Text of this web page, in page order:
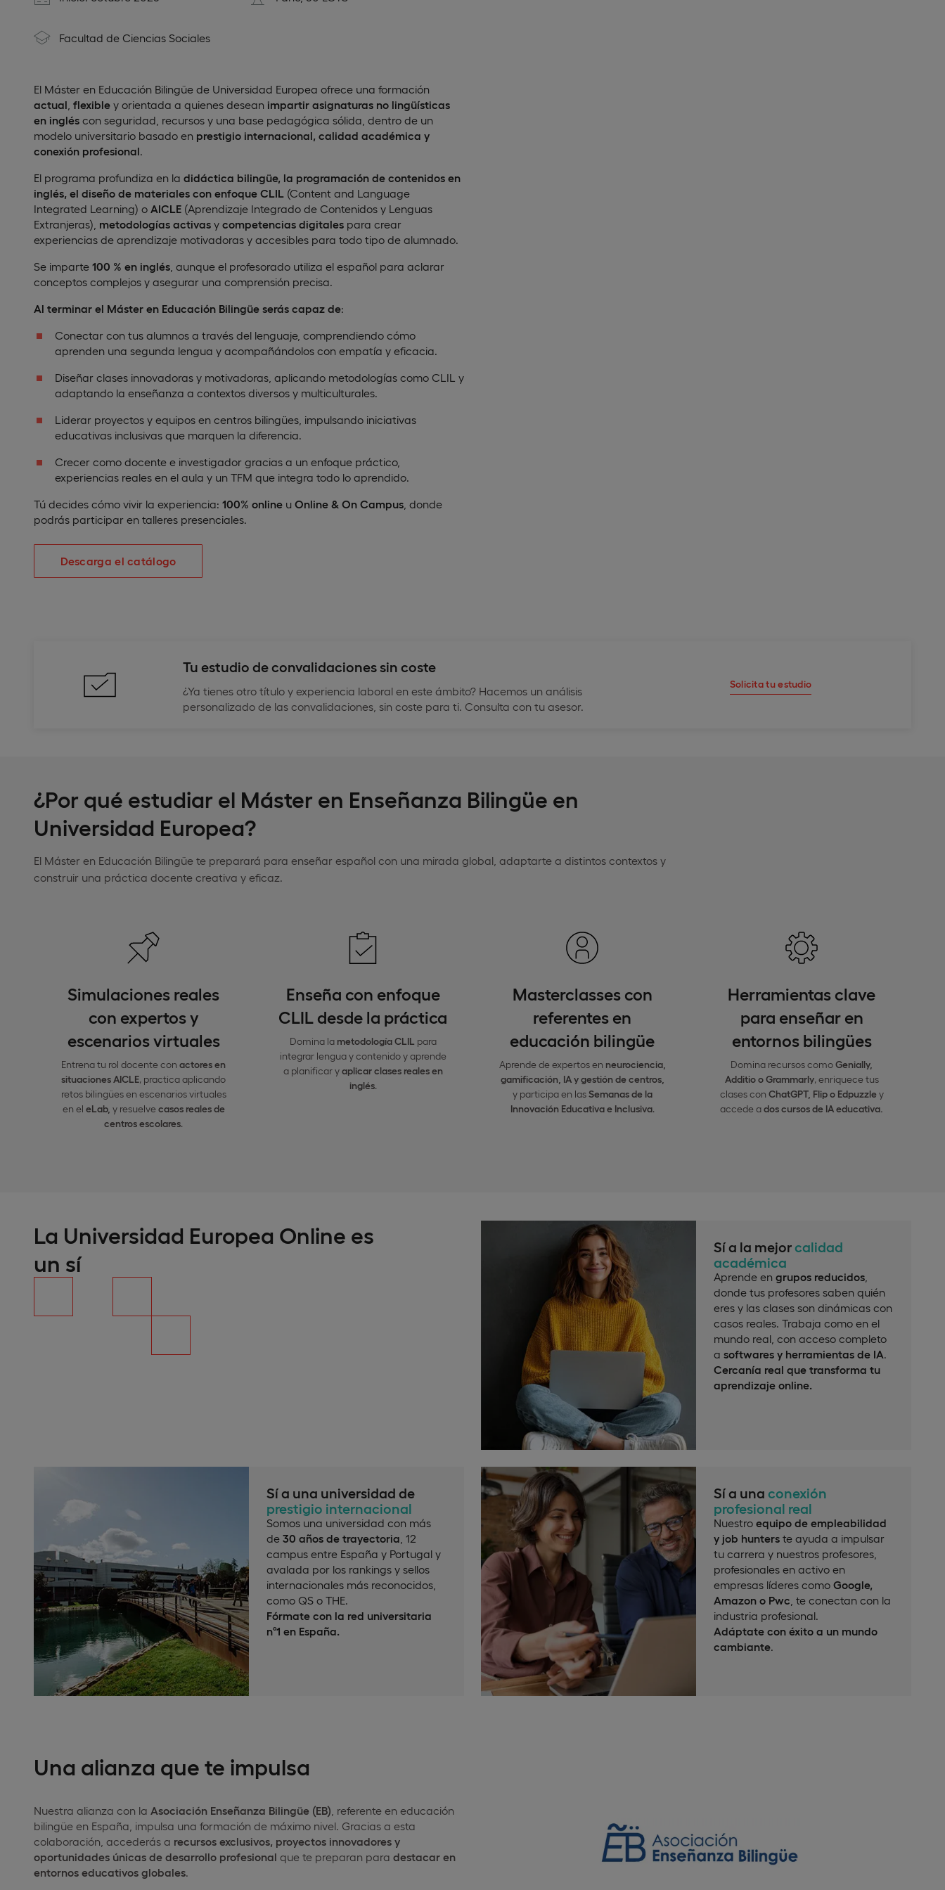
Facultad de Ciencias Sociales
El Máster en Educación Bilingüe de Universidad Europea ofrece una formación
actual flexible y orientada a quienes desean impartir asignaturas no lingüísticas
en inglés con seguridad, recursos y una base pedagógica sólida, dentro de un
modelo universitario basado en prestigio internacional, calidad académica y
conexión profesional.
El programa profundiza en la didáctica bilingüe, la programación de contenidos en
inglés, el diseño de materiales con enfoque CLIL (Content and Language
Integrated Learning) o AICLE (Aprendizaje Integrado de Contenidos y Lenguas
Extranjeras), metodologías activas y competencias digitales para crear
experiencias de aprendizaje motivadoras y accesibles para todo tipo de alumnado.
Se imparte 100 % en inglés , aunque el profesorado utiliza el español para aclarar
conceptos complejos y asegurar una comprensión precisa.
Al terminar el Máster en Educación Bilingüe serás capaz de:
Conectar con tus alumnos a través del lenguaje, comprendiendo cómo
aprenden una segunda lengua y acompañándolos con empatía y eficacia.
Diseñar clases innovadoras y motivadoras, aplicando metodologías como CLIL y
adaptando la enseñanza a contextos diversos y multiculturales.
Liderar proyectos y equipos en centros bilingües, impulsando iniciativas
educativas inclusivas que marquen la diferencia.
Crecer como docente e investigador gracias a un enfoque práctico,
experiencias reales en el aula y un TFM que integra todo lo aprendido.
Tú decides cómo vivir la experiencia: 100% online u Online & On Campus , donde
podrás participar en talleres presenciales.
Descarga el catálogo
Tu estudio de convalidaciones sin coste
¿Ya tienes otro título y experiencia laboral en este ámbito? Hacemos un análisis
personalizado de las convalidaciones, sin coste para ti. Consulta con tu asesor.
Solicita tu estudio
¿Por qué estudiar el Máster en Enseñanza Bilingüe en
Universidad Europea?
El Máster en Educación Bilingüe te preparará para enseñar español con una mirada global, adaptarte a distintos contextos y
construir una práctica docente creativa y eficaz.
Simulaciones reales
con expertos y
escenarios virtuales
Entrena tu rol docente con actores en
situaciones AICLE, practica aplicando
retos bilingües en escenarios virtuales
en el eLab, y resuelve casos reales de
centros escolares.
Enseña con enfoque
CLIL desde la práctica
Domina la metodología CLIL para
integrar lengua y contenido y aprende
a planificar yaplicar clases reales en
inglés.
Masterclasses con
referentes en
educación bilingüe
Aprende de expertos en neurociencia,
gamificación, IA y gestión de centros,
y participa en lasSemanas de la
Innovación Educativa e Inclusiva.
Herramientas clave
para enseñar en
entornos bilingües
Domina recursos comoGenially,
Additio o Grammarly, enriquece tus
clases con ChatGPT, Flip o Edpuzzley
accede ados cursos de IA educativa.
La Universidad Europea Online es
un sí
Sí a la mejorcalidad
académica
Aprende en grupos reducidos
donde tus profesores saben quién
eres y las clases son dinámicas con
casos reales. Trabaja como en el
mundo real, con acceso completo
a softwares y herramientas de IA.
Cercanía real que transforma tu
aprendizaje online.
Sí a una universidad de
prestigio internacional
Somos una universidad con más
de 30 años de trayectoria , 12
campus entre España y Portugal y
avalada por los rankings y sellos
internacionales más reconocidos,
como QS o THE.
Fórmate con la red universitaria
nº1 en España.
Sí a una conexión
profesional real
Nuestro equipo de empleabilidad
y job hunters te ayuda a impulsar
tu carrera y nuestros profesores,
profesionales en activo en
empresas líderes como Google,
Amazon o Pwc , te conectan con la
industria profesional.
Adáptate con éxito a un mundo
cambiante.
Una alianza que te impulsa
Nuestra alianza con la Asociación Enseñanza Bilingüe (EB) , referente en educación
bilingüe en España, impulsa una formación de máximo nivel. Gracias a esta
colaboración, accederás a recursos exclusivos, proyectos innovadores y
oportunidades únicas de desarrollo profesional que te preparan para destacar en
entornos educativos globales.